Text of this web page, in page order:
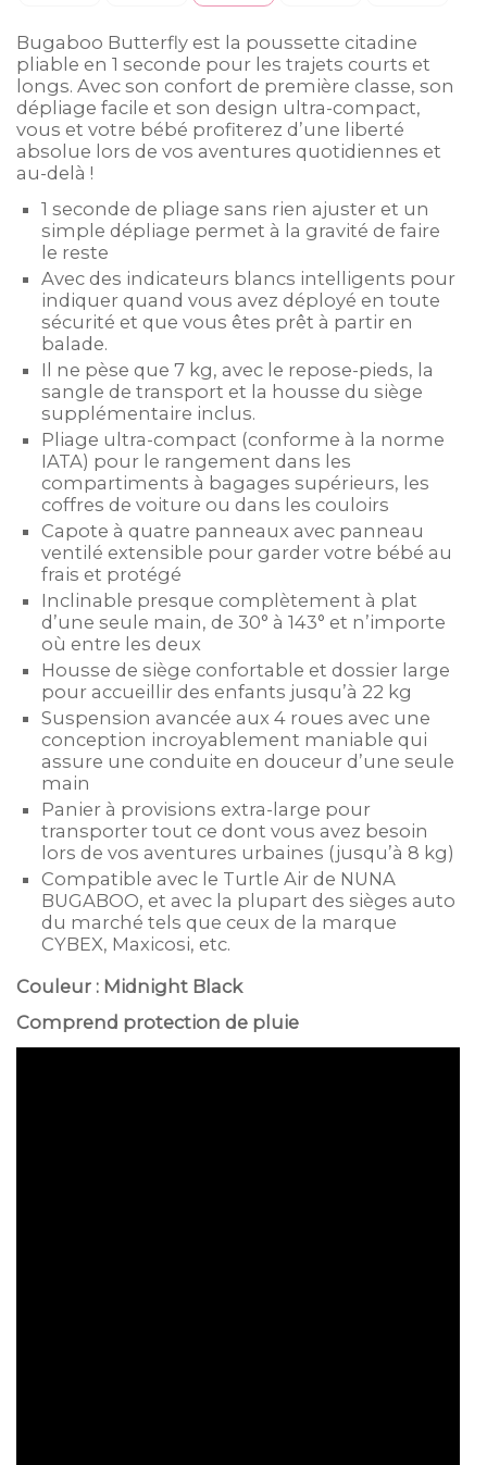
Bugaboo Butterfly est la poussette citadine
pliable en 1 seconde pour les trajets courts et
longs. Avec son confort de première classe, son
dépliage facile et son design ultra-compact,
vous et votre bébé profiterez d’une liberté
absolue lors de vos aventures quotidiennes et
au-delà !
1 seconde de pliage sans rien ajuster et un
simple dépliage permet à la gravité de faire
le reste
Avec des indicateurs blancs intelligents pour
indiquer quand vous avez déployé en toute
sécurité et que vous êtes prêt à partir en
balade.
Il ne pèse que 7 kg, avec le repose-pieds, la
sangle de transport et la housse du siège
supplémentaire inclus.
Pliage ultra-compact (conforme à la norme
IATA) pour le rangement dans les
compartiments à bagages supérieurs, les
coffres de voiture ou dans les couloirs
Capote à quatre panneaux avec panneau
ventilé extensible pour garder votre bébé au
frais et protégé
Inclinable presque complètement à plat
d’une seule main, de 30° à 143° et n’importe
où entre les deux
Housse de siège confortable et dossier large
pour accueillir des enfants jusqu’à 22 kg
Suspension avancée aux 4 roues avec une
conception incroyablement maniable qui
assure une conduite en douceur d’une seule
main
Panier à provisions extra-large pour
transporter tout ce dont vous avez besoin
lors de vos aventures urbaines (jusqu’à 8 kg)
Compatible avec le Turtle Air de NUNA
BUGABOO, et avec la plupart des sièges auto
du marché tels que ceux de la marque
CYBEX, Maxicosi, etc.
Couleur : Midnight Black
Comprend protection de pluie